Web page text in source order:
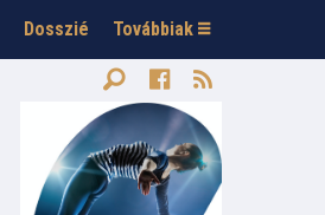
Dosszié Továbbiak